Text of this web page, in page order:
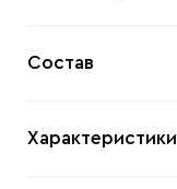
Состав
Характеристики